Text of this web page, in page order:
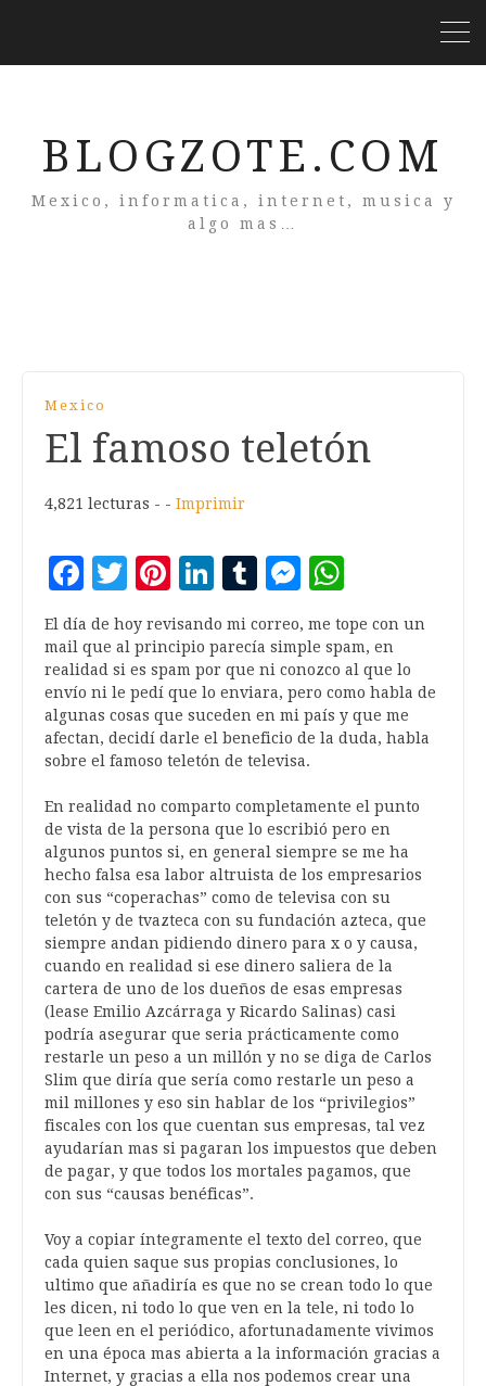
BLOGZOTE.COM
Mexico, informatica, internet, musica y
algo mas…
Mexico
El famoso teletón
4,821 lecturas - - Imprimir
Facebook
Twitter
Pinterest
LinkedIn
Tumblr
Messenger
El día de hoy revisando mi correo, me tope con un
mail que al principio parecía simple spam, en
realidad si es spam por que ni conozco al que lo
envío ni le pedí que lo enviara, pero como habla de
algunas cosas que suceden en mi país y que me
afectan, decidí darle el beneficio de la duda, habla
sobre el famoso teletón de televisa.
En realidad no comparto completamente el punto
de vista de la persona que lo escribió pero en
algunos puntos si, en general siempre se me ha
hecho falsa esa labor altruista de los empresarios
con sus “coperachas” como de televisa con su
teletón y de tvazteca con su fundación azteca, que
siempre andan pidiendo dinero para x o y causa,
cuando en realidad si ese dinero saliera de la
cartera de uno de los dueños de esas empresas
(lease Emilio Azcárraga y Ricardo Salinas) casi
podría asegurar que seria prácticamente como
restarle un peso a un millón y no se diga de Carlos
Slim que diría que sería como restarle un peso a
mil millones y eso sin hablar de los “privilegios”
fiscales con los que cuentan sus empresas, tal vez
ayudarían mas si pagaran los impuestos que deben
de pagar, y que todos los mortales pagamos, que
con sus “causas benéficas”.
Voy a copiar íntegramente el texto del correo, que
cada quien saque sus propias conclusiones, lo
ultimo que añadiría es que no se crean todo lo que
les dicen, ni todo lo que ven en la tele, ni todo lo
que leen en el periódico, afortunadamente vivimos
en una época mas abierta a la información gracias a
Internet, y gracias a ella nos podemos crear una